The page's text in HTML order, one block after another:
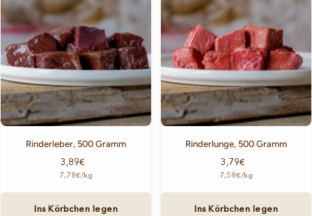
Rinderleber, 500 Gramm
Angebotspreis
3,89€
7,78€/kg
Ins Körbchen legen
Rinderlunge, 500 Gramm
Angebotspreis
3,79€
7,58€/kg
Ins Körbchen legen